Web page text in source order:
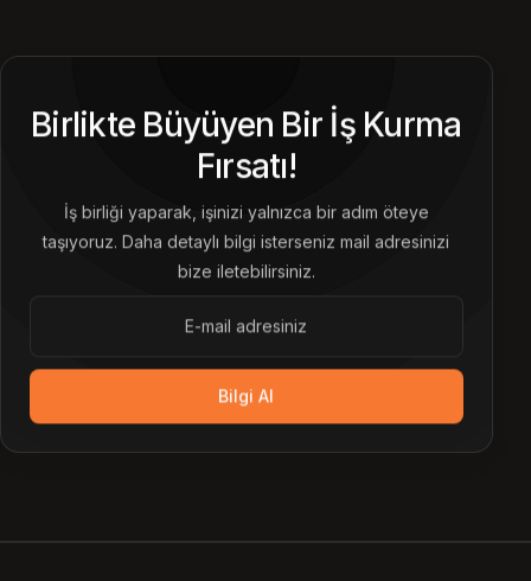
Birlikte Büyüyen Bir İş Kurma
Fırsatı!
İş birliği yaparak, işinizi yalnızca bir adım öteye
taşıyoruz. Daha detaylı bilgi isterseniz mail adresinizi
bize iletebilirsiniz.
Bilgi Al